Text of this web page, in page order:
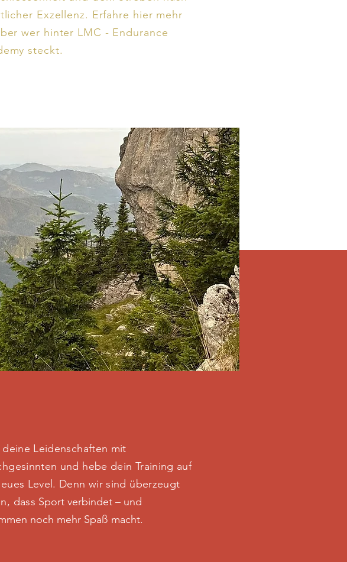
Exzellenz. Erfahre hier mehr
wer hinter LMC - Endurance
steckt.
deine Leidenschaften mit
und hebe dein Training auf
Level. Denn wir sind überzeugt
dass Sport verbindet – und
noch mehr Spaß macht.